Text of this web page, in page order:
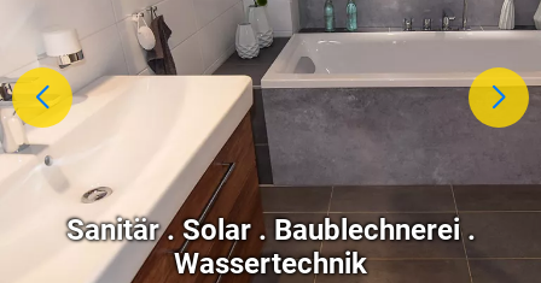
Sanitär . Solar . Baublechnerei .
Wassertechnik